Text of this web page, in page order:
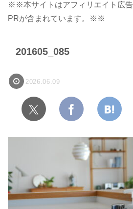
※※本サイトはアフィリエイト広告
PRが含まれています。※※
201605_085
2026.06.09